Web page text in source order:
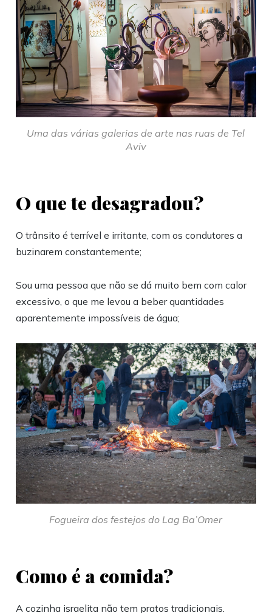
Uma das várias galerias de arte nas ruas de Tel
Aviv
O que te desagradou?
O trânsito é terrível e irritante, com os condutores a
buzinarem constantemente;
Sou uma pessoa que não se dá muito bem com calor
excessivo, o que me levou a beber quantidades
aparentemente impossíveis de água;
Fogueira dos festejos do Lag Ba’Omer
Como é a comida?
A cozinha israelita não tem pratos tradicionais.